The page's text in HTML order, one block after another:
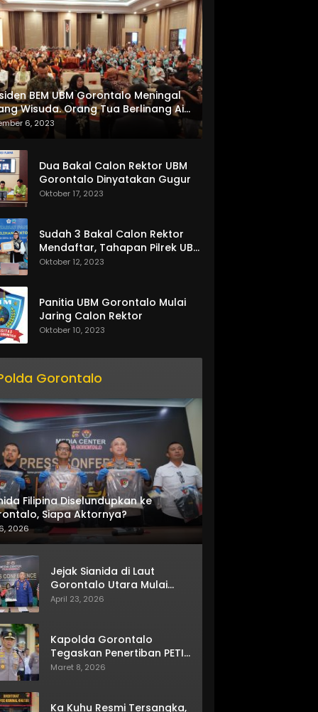
BEM UBM Gorontalo Meningal
Wisuda. Orang Tua Berlinang Air
Menerima SKL dan Pemasangan
6, 2023
Dua Bakal Calon Rektor UBM
Gorontalo Dinyatakan Gugur
Oktober 17, 2023
Sudah 3 Bakal Calon Rektor
Mendaftar, Tahapan Pilrek UBM
Gorontalo Makin Seru
Oktober 12, 2023
Panitia UBM Gorontalo Mulai
Jaring Calon Rektor
Oktober 10, 2023
Gorontalo
Filipina Diselundupkan ke
Siapa Aktornya?
2026
Jejak Sianida di Laut
Gorontalo Utara Mulai
Terkuak
April 23, 2026
Kapolda Gorontalo
Tegaskan Penertiban PETI
Terus Berjalan
Maret 8, 2026
Ka Kuhu Resmi Tersangka,